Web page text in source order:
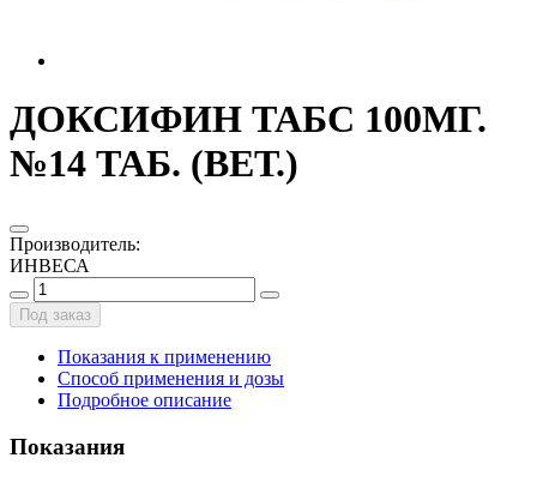
ДОКСИФИН ТАБС 100МГ.
№14 ТАБ. (ВЕТ.)
Производитель:
ИНВЕСА
Под заказ
Показания к применению
Способ применения и дозы
Подробное описание
Показания